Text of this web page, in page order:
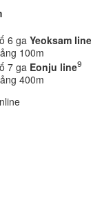
6 ga Yeoksam line
100m
7 ga Eonju line9
400m